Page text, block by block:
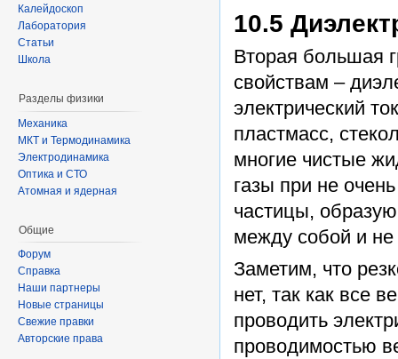
10.5
Вторая большая
свойствам –
электрический
пластмасс,
многие чистые
газы при не
частицы,
между собой и не
Заметим, что
нет, так как все
проводить
проводимостью
Калейдоскоп
Лаборатория
Статьи
Школа
Разделы физики
Механика
МКТ и Термодинамика
Электродинамика
Оптика и СТО
Атомная и ядерная
Общие
Форум
Справка
Наши партнеры
Новые страницы
Свежие правки
Авторские права